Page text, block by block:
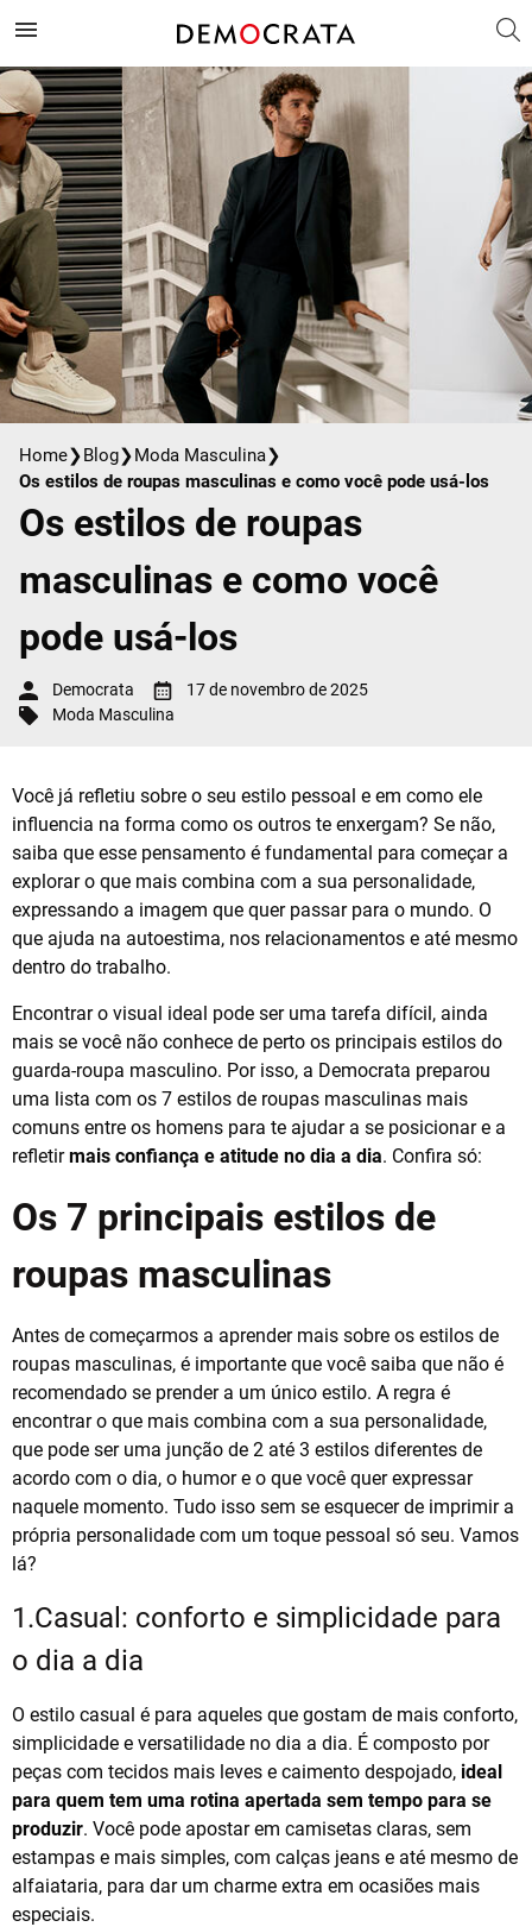
Home❯Blog❯Moda Masculina❯
Os estilos de roupas masculinas e como você pode usá-los
Os estilos de roupas
masculinas e como você
pode usá-los
Democrata
17 de novembro de 2025
Moda Masculina
Você já refletiu sobre o seu estilo pessoal e em como ele
influencia na forma como os outros te enxergam? Se não,
saiba que esse pensamento é fundamental para começar a
explorar o que mais combina com a sua personalidade,
expressando a imagem que quer passar para o mundo. O
que ajuda na autoestima, nos relacionamentos e até mesmo
dentro do trabalho.
Encontrar o visual ideal pode ser uma tarefa difícil, ainda
mais se você não conhece de perto os principais estilos do
guarda-roupa masculino. Por isso, a Democrata preparou
uma lista com os 7 estilos de roupas masculinas mais
comuns entre os homens para te ajudar a se posicionar e a
refletirmais confiança e atitude no dia a dia. Confira só:
Os 7 principais estilos de
roupas masculinas
Antes de começarmos a aprender mais sobre os estilos de
roupas masculinas, é importante que você saiba que não é
recomendado se prender a um único estilo. A regra é
encontrar o que mais combina com a sua personalidade,
que pode ser uma junção de 2 até 3 estilos diferentes de
acordo com o dia, o humor e o que você quer expressar
naquele momento. Tudo isso sem se esquecer de imprimir a
própria personalidade com um toque pessoal só seu. Vamos
lá?
1.Casual: conforto e simplicidade para
o dia a dia
O estilo casual é para aqueles que gostam de mais conforto,
simplicidade e versatilidade no dia a dia. É composto por
peças com tecidos mais leves e caimento despojado, ideal
para quem tem uma rotina apertada sem tempo para se
produzir. Você pode apostar em camisetas claras, sem
estampas e mais simples, com calças jeans e até mesmo de
alfaiataria, para dar um charme extra em ocasiões mais
especiais.